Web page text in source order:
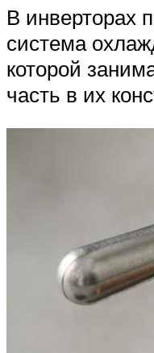
В инверторах
система
которой
часть в их